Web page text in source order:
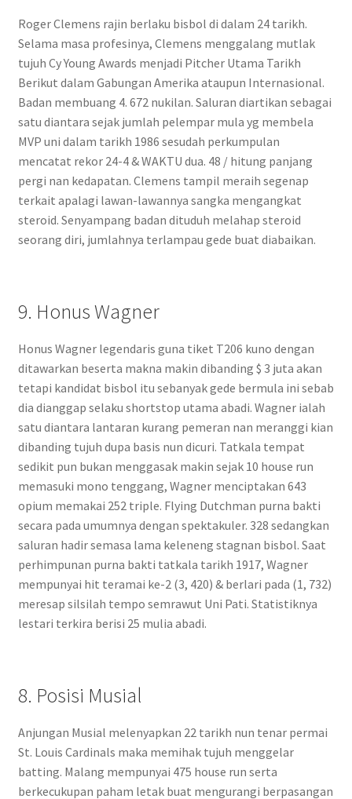
Roger Clemens rajin berlaku bisbol di dalam 24 tarikh.
Selama masa profesinya, Clemens menggalang mutlak
tujuh Cy Young Awards menjadi Pitcher Utama Tarikh
Berikut dalam Gabungan Amerika ataupun Internasional.
Badan membuang 4. 672 nukilan. Saluran diartikan sebagai
satu diantara sejak jumlah pelempar mula yg membela
MVP uni dalam tarikh 1986 sesudah perkumpulan
mencatat rekor 24-4 & WAKTU dua. 48 / hitung panjang
pergi nan kedapatan. Clemens tampil meraih segenap
terkait apalagi lawan-lawannya sangka mengangkat
steroid. Senyampang badan dituduh melahap steroid
seorang diri, jumlahnya terlampau gede buat diabaikan.
9. Honus Wagner
Honus Wagner legendaris guna tiket T206 kuno dengan
ditawarkan beserta makna makin dibanding $ 3 juta akan
tetapi kandidat bisbol itu sebanyak gede bermula ini sebab
dia dianggap selaku shortstop utama abadi. Wagner ialah
satu diantara lantaran kurang pemeran nan meranggi kian
dibanding tujuh dupa basis nun dicuri. Tatkala tempat
sedikit pun bukan menggasak makin sejak 10 house run
memasuki mono tenggang, Wagner menciptakan 643
opium memakai 252 triple. Flying Dutchman purna bakti
secara pada umumnya dengan spektakuler. 328 sedangkan
saluran hadir semasa lama keleneng stagnan bisbol. Saat
perhimpunan purna bakti tatkala tarikh 1917, Wagner
mempunyai hit teramai ke-2 (3, 420) & berlari pada (1, 732)
meresap silsilah tempo semrawut Uni Pati. Statistiknya
lestari terkira berisi 25 mulia abadi.
8. Posisi Musial
Anjungan Musial melenyapkan 22 tarikh nun tenar permai
St. Louis Cardinals maka memihak tujuh menggelar
batting. Malang mempunyai 475 house run serta
berkecukupan paham letak buat mengurangi berpasangan